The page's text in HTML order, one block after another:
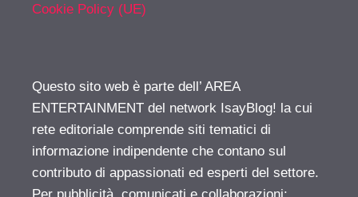
Cookie Policy (UE)
Questo sito web è parte dell’ AREA
ENTERTAINMENT del network IsayBlog! la cui
rete editoriale comprende siti tematici di
informazione indipendente che contano sul
contributo di appassionati ed esperti del settore.